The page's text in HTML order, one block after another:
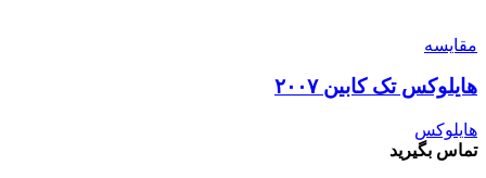
مقایسه
هایلوکس تک کابین ۲۰۰۷
هایلوکس
تماس بگیرید